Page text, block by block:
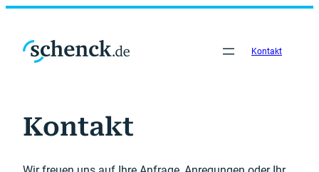
springen
Kontakt
Kontakt